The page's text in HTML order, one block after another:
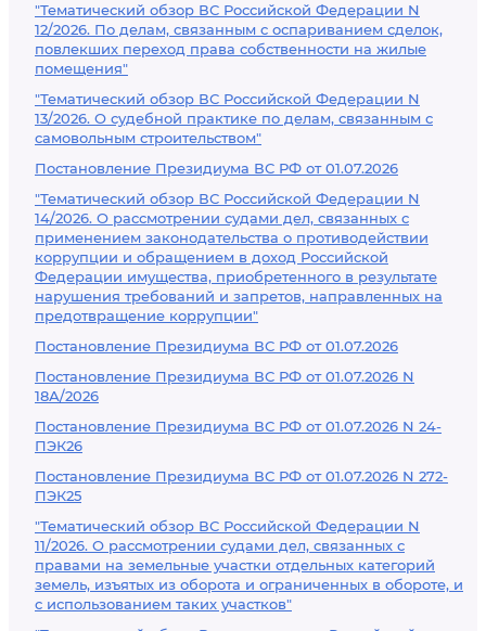
"Тематический обзор ВС Российской Федерации N
12/2026. По делам, связанным с оспариванием сделок,
повлекших переход права собственности на жилые
помещения"
"Тематический обзор ВС Российской Федерации N
13/2026. О судебной практике по делам, связанным с
самовольным строительством"
Постановление Президиума ВС РФ от 01.07.2026
"Тематический обзор ВС Российской Федерации N
14/2026. О рассмотрении судами дел, связанных с
применением законодательства о противодействии
коррупции и обращением в доход Российской
Федерации имущества, приобретенного в результате
нарушения требований и запретов, направленных на
предотвращение коррупции"
Постановление Президиума ВС РФ от 01.07.2026
Постановление Президиума ВС РФ от 01.07.2026 N
18А/2026
Постановление Президиума ВС РФ от 01.07.2026 N 24-
ПЭК26
Постановление Президиума ВС РФ от 01.07.2026 N 272-
ПЭК25
"Тематический обзор ВС Российской Федерации N
11/2026. О рассмотрении судами дел, связанных с
правами на земельные участки отдельных категорий
земель, изъятых из оборота и ограниченных в обороте, и
с использованием таких участков"